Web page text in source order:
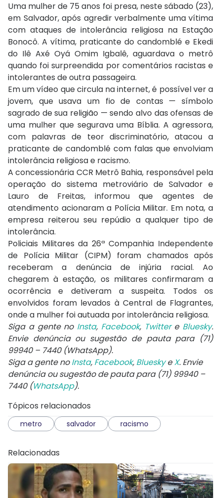
Uma mulher de 75 anos foi presa, neste sábado (23),
em Salvador, após agredir verbalmente uma vítima
com ataques de intolerância religiosa na Estação
Bonocô. A vítima, praticante do candomblé e Ekedi
do Ilê Axé Oyá Omim Igbalê, aguardava o metrô
quando foi surpreendida por comentários racistas e
intolerantes de outra passageira.
Em um vídeo que circula na internet, é possível ver a
jovem, que usava um fio de contas — símbolo
sagrado de sua religião — sendo alvo das ofensas de
uma mulher que segurava uma Bíblia. A agressora,
com palavras de teor discriminatório, atacou a
praticante de candomblé com falas que envolviam
intolerância religiosa e racismo.
A concessionária CCR Metrô Bahia, responsável pela
operação do sistema metroviário de Salvador e
Lauro de Freitas, informou que agentes de
atendimento acionaram a Polícia Militar. Em nota, a
empresa reiterou seu repúdio a qualquer tipo de
intolerância.
Policiais Militares da 26ª Companhia Independente
de Polícia Militar (CIPM) foram chamados após
receberam a denúncia de injúria racial. Ao
chegarem à estação, os militares confirmaram a
ocorrência e detiveram a suspeita. Todos os
envolvidos foram levados à Central de Flagrantes,
onde a mulher foi autuada por intolerância religiosa.
Siga a gente no Insta, Facebook, Twittere Bluesky.
Envie denúncia ou sugestão de pauta para (71)
99940 – 7440 (WhatsApp).
Siga a gente noInsta, Facebook, BlueskyeX. Envie
denúncia ou sugestão de pauta para (71) 99940 –
7440 (WhatsApp).
Tópicos relacionados
metro salvador racismo
Relacionadas